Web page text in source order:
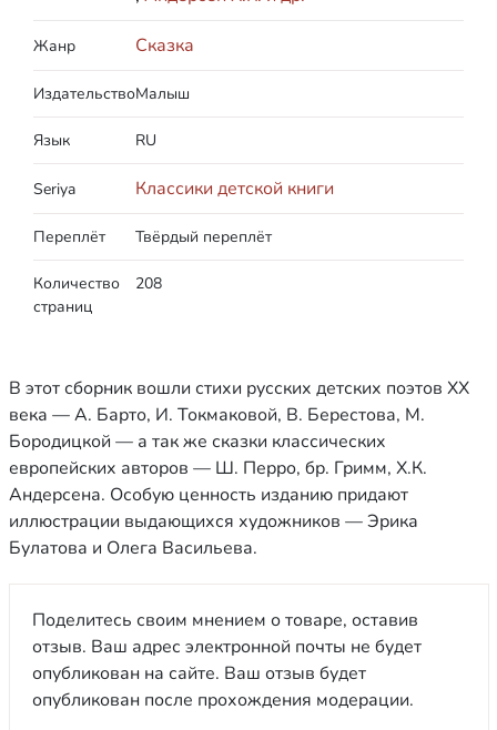
Жанр Сказка
ИздательствоМалыш
Язык RU
Seriya Классики детской книги
Переплёт Твёрдый переплёт
Количество
страниц
208
В этот сборник вошли стихи русских детских поэтов ХХ
века — А. Барто, И. Токмаковой, В. Берестова, М.
Бородицкой — а так же сказки классических
европейских авторов — Ш. Перро, бр. Гримм, Х.К.
Андерсена. Особую ценность изданию придают
иллюстрации выдающихся художников — Эрика
Булатова и Олега Васильева.
Поделитесь своим мнением о товаре, оставив
отзыв. Ваш адрес электронной почты не будет
опубликован на сайте. Ваш отзыв будет
опубликован после прохождения модерации.